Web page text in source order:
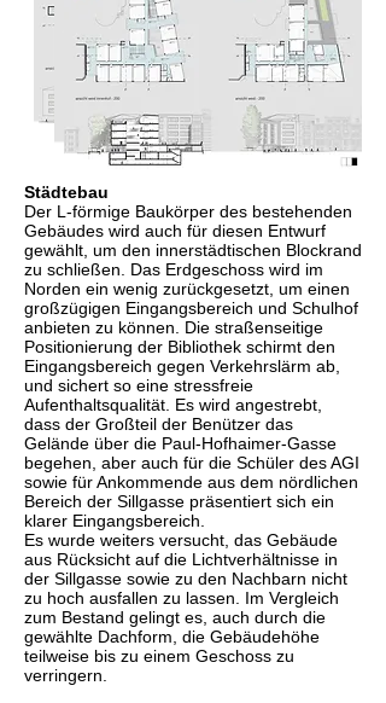
Städtebau
Der L-förmige Baukörper des bestehenden
Gebäudes wird auch für diesen Entwurf
gewählt, um den innerstädtischen Blockrand
zu schließen. Das Erdgeschoss wird im
Norden ein wenig zurückgesetzt, um einen
großzügigen Eingangsbereich und Schulhof
anbieten zu können. Die straßenseitige
Positionierung der Bibliothek schirmt den
Eingangsbereich gegen Verkehrslärm ab,
und sichert so eine stressfreie
Aufenthaltsqualität. Es wird angestrebt,
dass der Großteil der Benützer das
Gelände über die Paul-Hofhaimer-Gasse
begehen, aber auch für die Schüler des AGI
sowie für Ankommende aus dem nördlichen
Bereich der Sillgasse präsentiert sich ein
klarer Eingangsbereich.
Es wurde weiters versucht, das Gebäude
aus Rücksicht auf die Lichtverhältnisse in
der Sillgasse sowie zu den Nachbarn nicht
zu hoch ausfallen zu lassen. Im Vergleich
zum Bestand gelingt es, auch durch die
gewählte Dachform, die Gebäudehöhe
teilweise bis zu einem Geschoss zu
verringern.